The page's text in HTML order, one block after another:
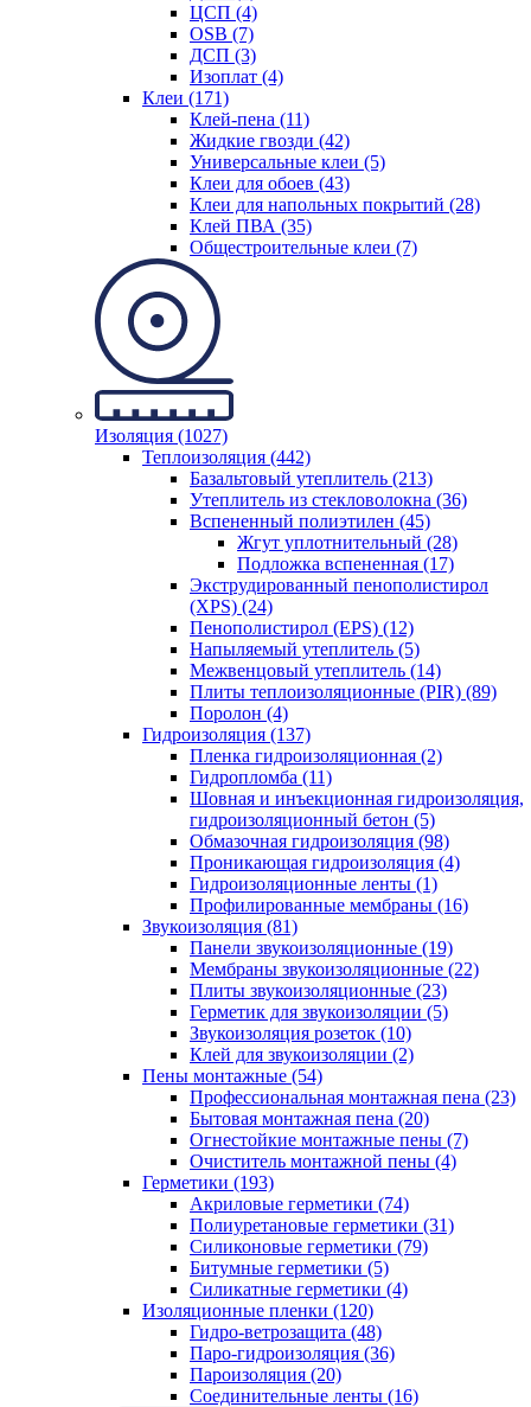
ЦСП (4)
OSB (7)
ДСП (3)
Изоплат (4)
Клеи (171)
Клей-пена (11)
Жидкие гвозди (42)
Универсальные клеи (5)
Клеи для обоев (43)
Клеи для напольных покрытий (28)
Клей ПВА (35)
Общестроительные клеи (7)
Изоляция (1027)
Теплоизоляция (442)
Базальтовый утеплитель (213)
Утеплитель из стекловолокна (36)
Вспененный полиэтилен (45)
Жгут уплотнительный (28)
Подложка вспененная (17)
Экструдированный пенополистирол
(XPS) (24)
Пенополистирол (EPS) (12)
Напыляемый утеплитель (5)
Межвенцовый утеплитель (14)
Плиты теплоизоляционные (PIR) (89)
Поролон (4)
Гидроизоляция (137)
Пленка гидроизоляционная (2)
Гидропломба (11)
Шовная и инъекционная гидроизоляция,
гидроизоляционный бетон (5)
Обмазочная гидроизоляция (98)
Проникающая гидроизоляция (4)
Гидроизоляционные ленты (1)
Профилированные мембраны (16)
Звукоизоляция (81)
Панели звукоизоляционные (19)
Мембраны звукоизоляционные (22)
Плиты звукоизоляционные (23)
Герметик для звукоизоляции (5)
Звукоизоляция розеток (10)
Клей для звукоизоляции (2)
Пены монтажные (54)
Профессиональная монтажная пена (23)
Бытовая монтажная пена (20)
Огнестойкие монтажные пены (7)
Очиститель монтажной пены (4)
Герметики (193)
Акриловые герметики (74)
Полиуретановые герметики (31)
Силиконовые герметики (79)
Битумные герметики (5)
Силикатные герметики (4)
Изоляционные пленки (120)
Гидро-ветрозащита (48)
Паро-гидроизоляция (36)
Пароизоляция (20)
Соединительные ленты (16)